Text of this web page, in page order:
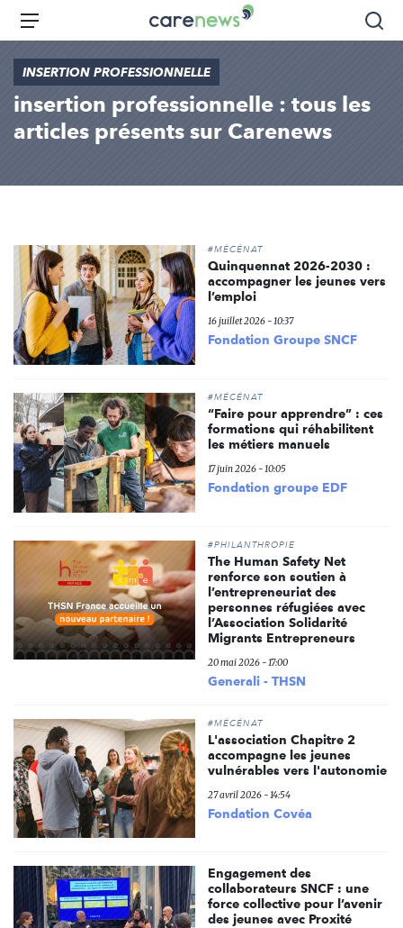
Aller
principal
Carenews,
Le
média
des
acteurs
l'engagement
Menu
INSERTION PROFESSIONNELLE
insertion professionnelle : tous les
articles présents sur Carenews
#MÉCÉNAT
Quinquennat 2026-2030 :
accompagner les jeunes vers
l’emploi
16 juillet 2026 - 10:37
Fondation Groupe SNCF
#MÉCÉNAT
“Faire pour apprendre” : ces
formations qui réhabilitent
les métiers manuels
17 juin 2026 - 10:05
Fondation groupe EDF
#PHILANTHROPIE
The Human Safety Net
renforce son soutien à
l’entrepreneuriat des
personnes réfugiées avec
l’Association Solidarité
Migrants Entrepreneurs
20 mai 2026 - 17:00
Generali - THSN
#MÉCÉNAT
L'association Chapitre 2
accompagne les jeunes
vulnérables vers l'autonomie
27 avril 2026 - 14:54
Fondation Covéa
Engagement des
collaborateurs SNCF : une
force collective pour l’avenir
des jeunes avec Proxité